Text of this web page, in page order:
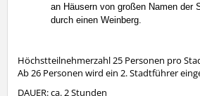
an Häusern von großen Namen der
durch einen Weinberg.
Höchstteilnehmerzahl 25 Personen pro
Ab 26 Personen wird ein 2. Stadtführer
DAUER: ca. 2 Stunden